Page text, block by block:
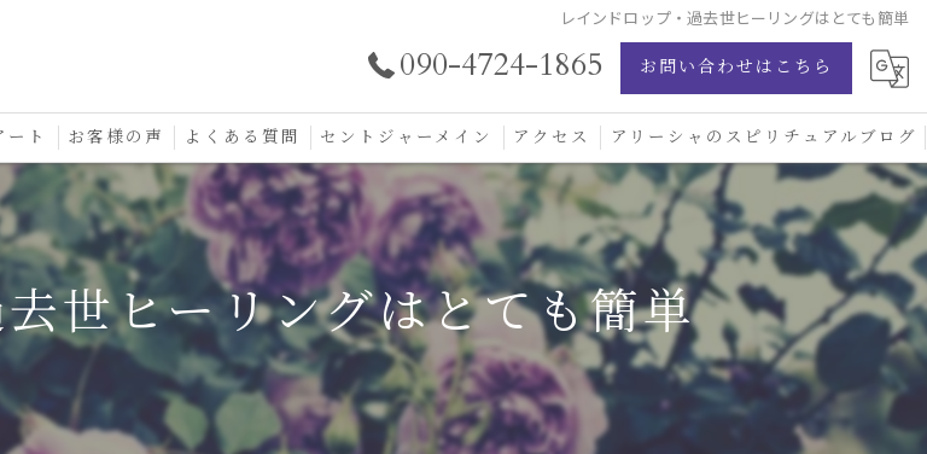
レインドロップ・過去世ヒーリングはとても簡単
090-4724-1865 お問い合わせはこちら
ト お客様の声
口コミ
よくある質問 セントジャーメイン
セントジャーメイン愛の学校
セントジャーメインブレッシングカード
お守りジュエリー
アクセス アリーシャのスピリチュアルブログ
世ヒーリングはとても簡単